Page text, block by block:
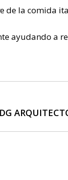
de la comida
ayudando a